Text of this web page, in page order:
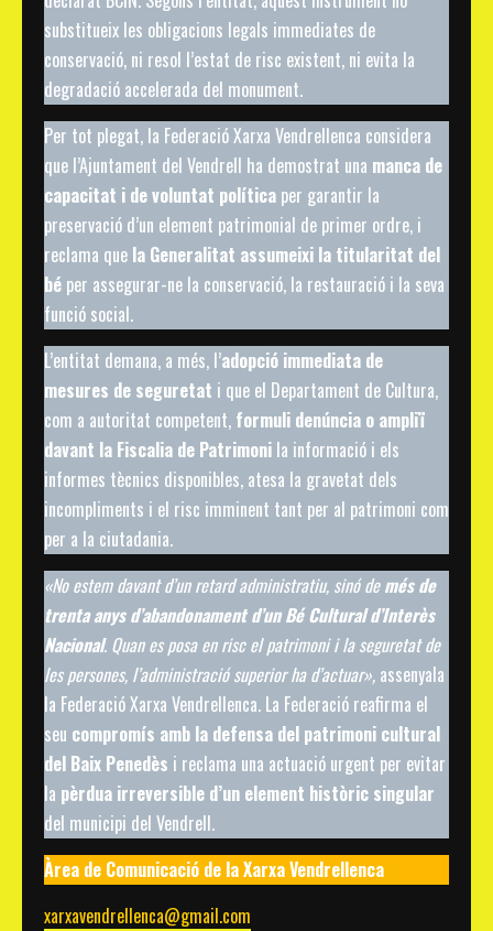
substitueix les obligacions legals immediates de
conservació, ni resol l’estat de risc existent, ni evita la
degradació accelerada del monument.
Per tot plegat, la Federació Xarxa Vendrellenca considera
que l’Ajuntament del Vendrell ha demostrat una manca de
capacitat i de voluntat política per garantir la
preservació d’un element patrimonial de primer ordre, i
reclama que la Generalitat assumeixi la titularitat del
bé per assegurar-ne la conservació, la restauració i la seva
funció social.
L’entitat demana, a més, l’adopció immediata de
mesures de seguretat i que el Departament de Cultura,
com a autoritat competent, formuli denúncia o ampliï
davant la Fiscalia de Patrimoni la informació i els
informes tècnics disponibles, atesa la gravetat dels
incompliments i el risc imminent tant per al patrimoni com
per a la ciutadania.
«No estem davant d’un retard administratiu, sinó demés de
trenta anys d’abandonament d’un Bé Cultural d’Interès
Nacional. Quan es posa en risc el patrimoni i la seguretat de
les persones, l’administració superior ha d’actuar», assenyala
la Federació Xarxa Vendrellenca. La Federació reafirma el
seu compromís amb la defensa del patrimoni cultural
del Baix Penedès i reclama una actuació urgent per evitar
la pèrdua irreversible d’un element històric singular
del municipi del Vendrell.
Àrea de Comunicació de la Xarxa Vendrellenca
xarxavendrellenca@gmail.com